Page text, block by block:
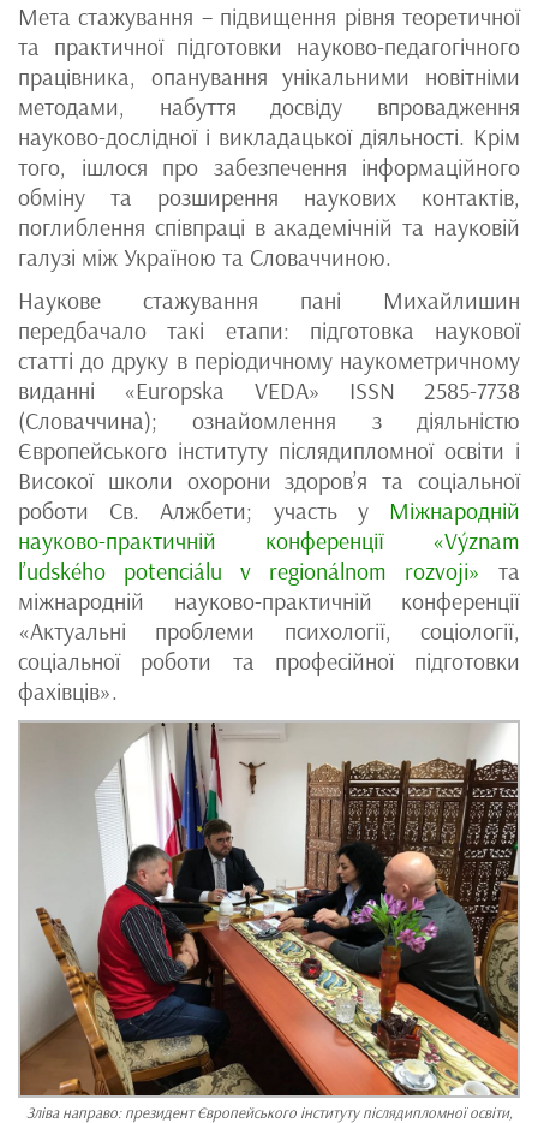
Мета стажування – підвищення рівня теоретичної
та практичної підготовки науково-педагогічного
працівника, опанування унікальними новітніми
методами, набуття досвіду впровадження
науково-дослідної і викладацької діяльності. Крім
того, ішлося про забезпечення інформаційного
обміну та розширення наукових контактів,
поглиблення співпраці в академічній та науковій
галузі між Україною та Словаччиною.
Наукове стажування пані Михайлишин
передбачало такі етапи: підготовка наукової
статті до друку в періодичному наукометричному
виданні «Europska VEDA» ISSN 2585-7738
(Словаччина); ознайомлення з діяльністю
Європейського інституту післядипломної освіти і
Високої школи охорони здоров’я та соціальної
роботи Св. Алжбети; участь у Міжнародній
науково-практичній конференції «Význam
l’udského potenciálu v regionálnom rozvoji» та
міжнародній науково-практичній конференції
«Актуальні проблеми психології, соціології,
соціальної роботи та професійної підготовки
фахівців».
Зліва направо: президент Європейського інституту післядипломної освіти,